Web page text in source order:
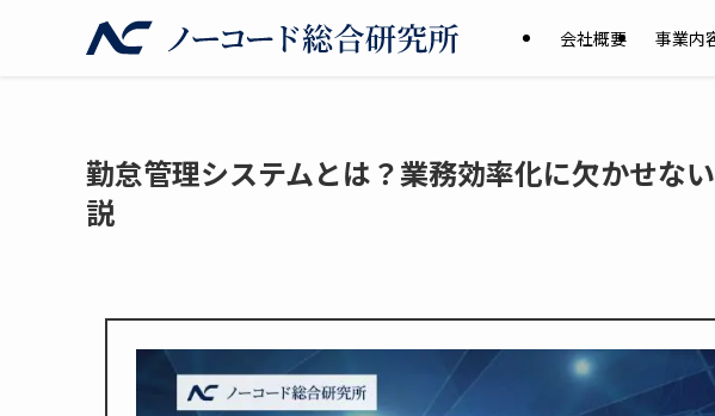
会社概要 事業内
勤怠管理システムとは？業務効率化に欠かせな
説